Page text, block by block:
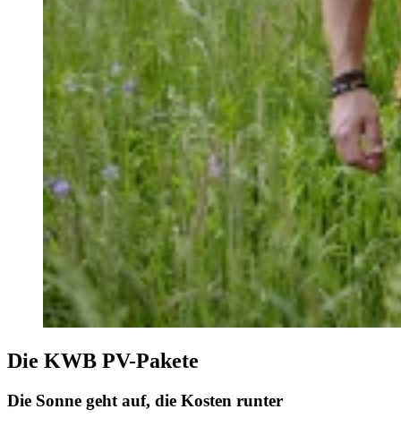
Die KWB PV-Pakete
Die Sonne geht auf, die Kosten runter